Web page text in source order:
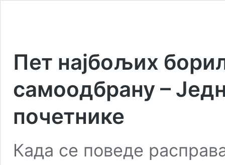
Пет најбољих
самоодбрану –
почетнике
Када се поведе